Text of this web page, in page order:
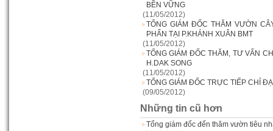
BỀN VỮNG
(11/05/2012)
TỔNG GIÁM ĐỐC THĂM VƯỜN
PHẤN TẠI P.KHÁNH XUÂN BMT
(11/05/2012)
TỔNG GIÁM ĐỐC THĂM, TƯ VẤN
H.DAK SONG
(11/05/2012)
TỔNG GIÁM ĐỐC TRỰC TIẾP CHỈ
(09/05/2012)
Những tin cũ hơn
Tổng giám đốc đến thăm vườn tiêu